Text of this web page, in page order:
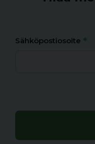
Sähköpostiosoite *